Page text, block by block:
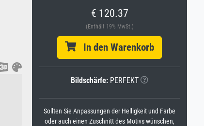
€ 120.37
(Enthält 19% MwSt.)
In den Warenkorb
Bildschärfe: PERFEKT
Sollten Sie Anpassungen der Helligkeit und Farbe
oder auch einen Zuschnitt des Motivs wünschen,